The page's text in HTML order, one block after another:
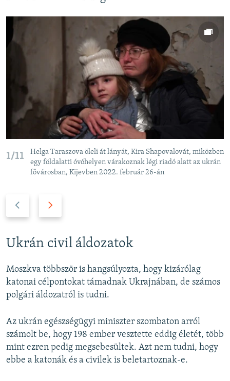
1/11
Helga Taraszova öleli át lányát, Kira Shapovalovát, miközben
egy földalatti óvóhelyen várakoznak légi riadó alatt az ukrán
fővárosban, Kijevben 2022. február 26-án
v
o
u
s
t
d
Ukrán civil áldozatok
Moszkva többször is hangsúlyozta, hogy kizárólag
katonai célpontokat támadnak Ukrajnában, de számos
polgári áldozatról is tudni.
Az ukrán egészségügyi miniszter szombaton arról
számolt be, hogy 198 ember vesztette eddig életét, több
mint ezren pedig megsebesültek. Azt nem tudni, hogy
ebbe a katonák és a civilek is beletartoznak-e.